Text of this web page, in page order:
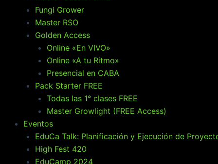
Fungi Grower
Master RSO
Golden Access
Online «En VIVO»
Online «A tu Ritmo»
Presencial en CABA
Pack Starter FREE
Todas las 1° clases FREE
Master Growlight (FREE Access)
Eventos
EduCa Talk: Planificación y Ejecución de
High Fest 420
EduCamp 2024